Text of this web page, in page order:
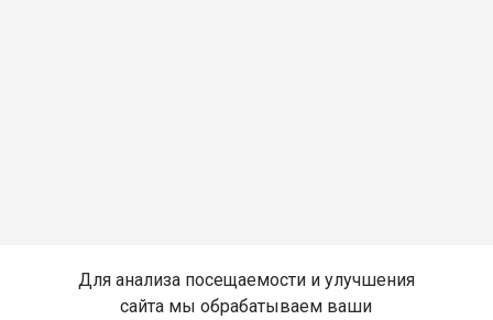
Для анализа посещаемости и улучшения
сайта мы обрабатываем ваши